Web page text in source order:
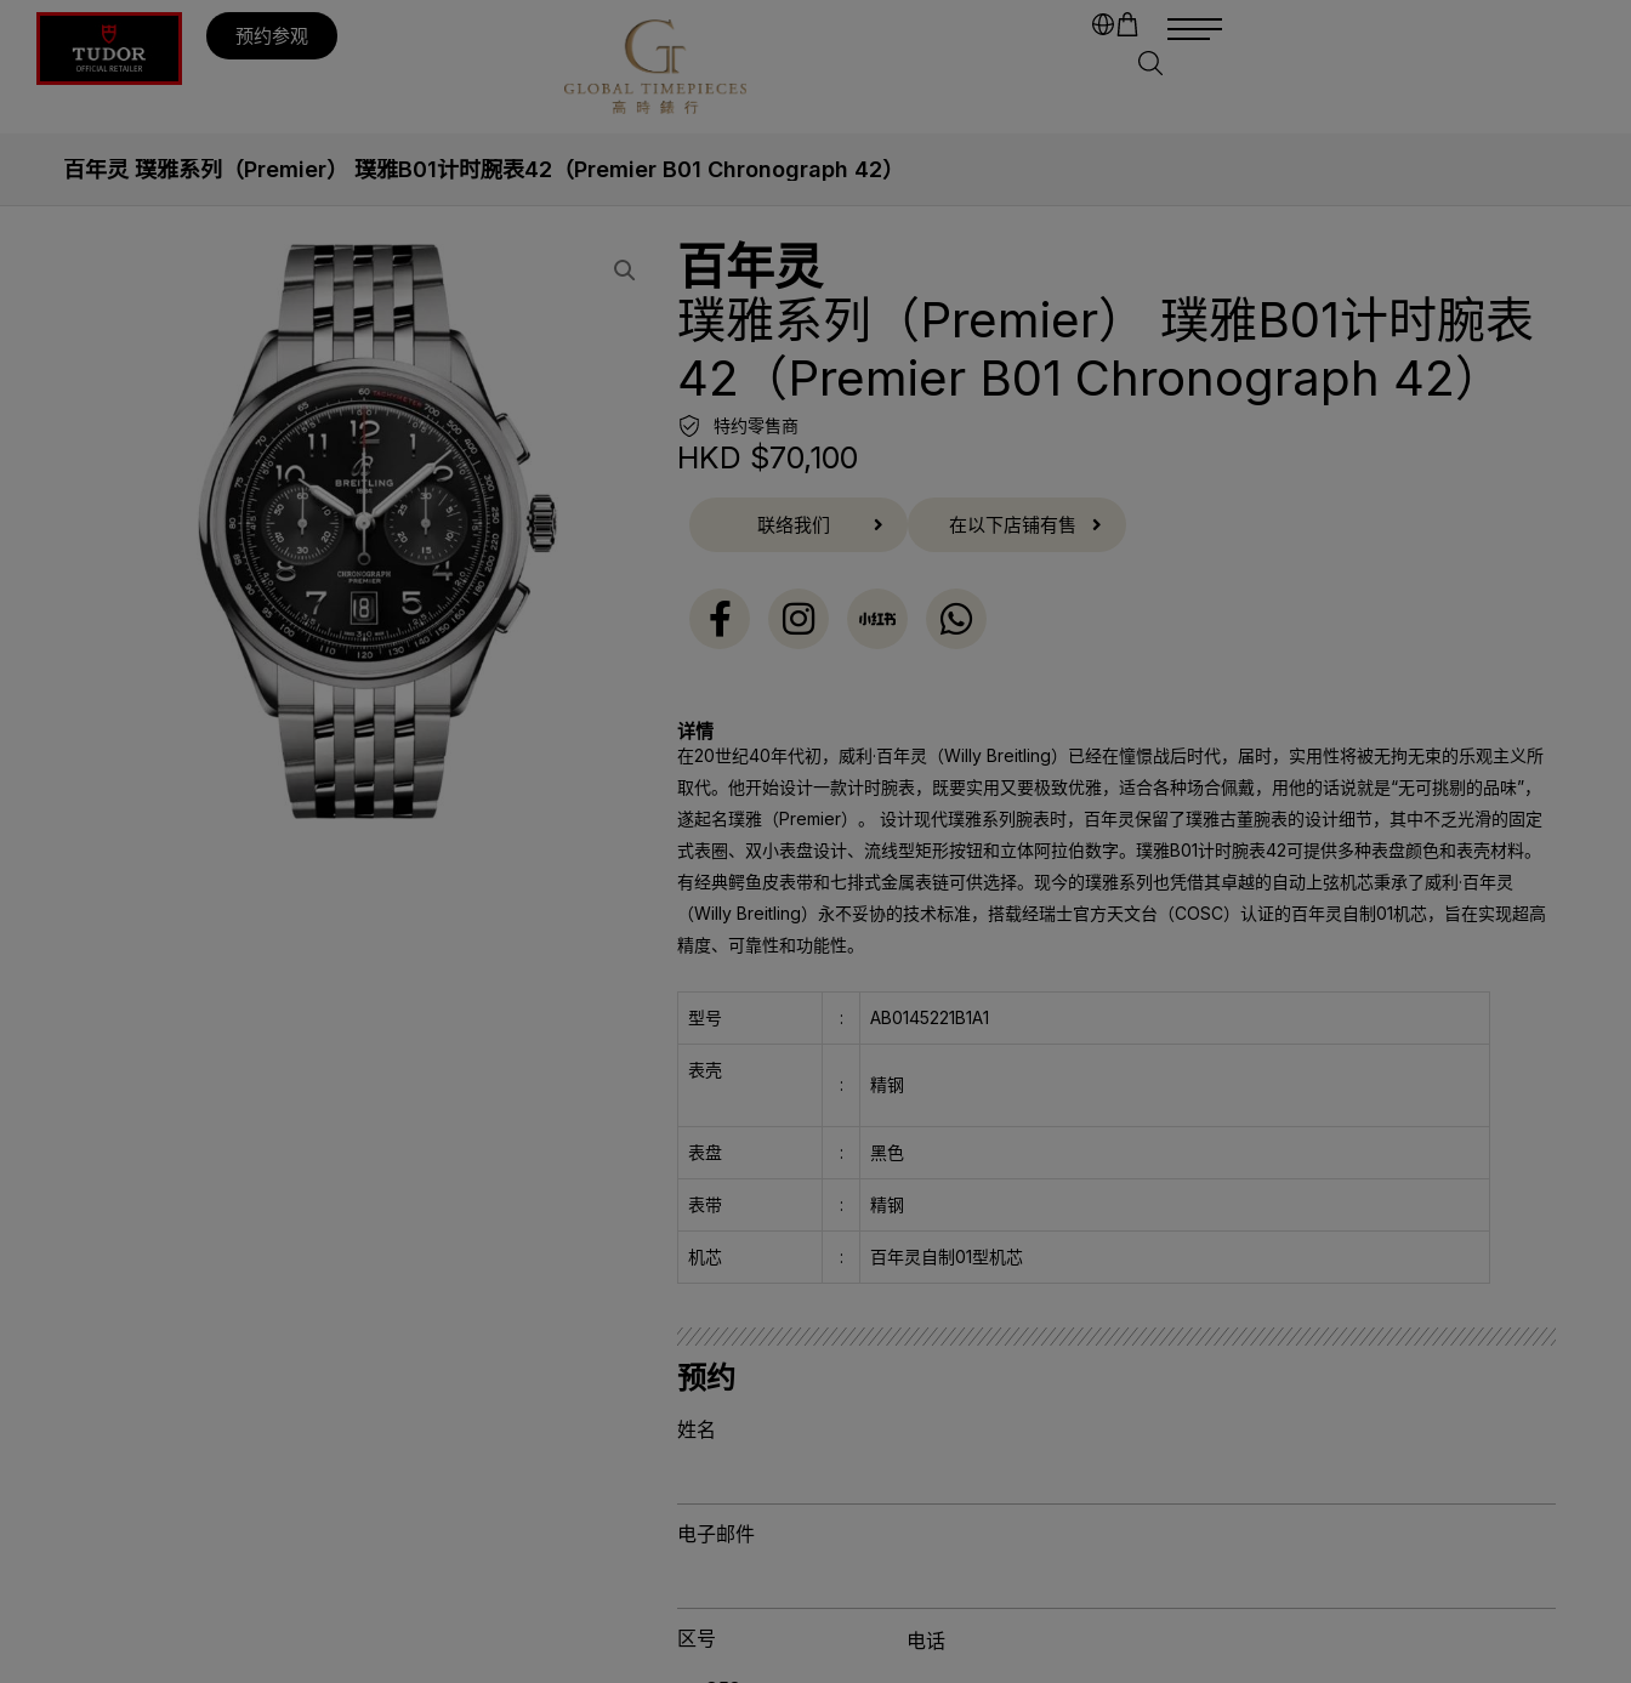
预约参观
百年灵 璞雅系列（Premier） 璞雅B01计时腕表42（Premier B01 Chronograph 42）
百年灵
璞雅系列（Premier） 璞雅B01计时腕表
42（Premier B01 Chronograph 42）
特约零售商
HKD $70,100
联络我们 在以下店铺有售
详情
在20世纪40年代初，威利·百年灵（Willy Breitling）已经在憧憬战后时代，届时，实用性将被无拘无束的乐观主义所
取代。他开始设计一款计时腕表，既要实用又要极致优雅，适合各种场合佩戴，用他的话说就是“无可挑剔的品味”，
遂起名璞雅（Premier）。 设计现代璞雅系列腕表时，百年灵保留了璞雅古董腕表的设计细节，其中不乏光滑的固定
式表圈、双小表盘设计、流线型矩形按钮和立体阿拉伯数字。璞雅B01计时腕表42可提供多种表盘颜色和表壳材料。
有经典鳄鱼皮表带和七排式金属表链可供选择。现今的璞雅系列也凭借其卓越的自动上弦机芯秉承了威利·百年灵
（Willy Breitling）永不妥协的技术标准，搭载经瑞士官方天文台（COSC）认证的百年灵自制01机芯，旨在实现超高
精度、可靠性和功能性。
型号 : AB0145221B1A1
表壳
: 精钢
表盘 : 黑色
表带 : 精钢
机芯 : 百年灵自制01型机芯
预约
姓名
电子邮件
区号 电话